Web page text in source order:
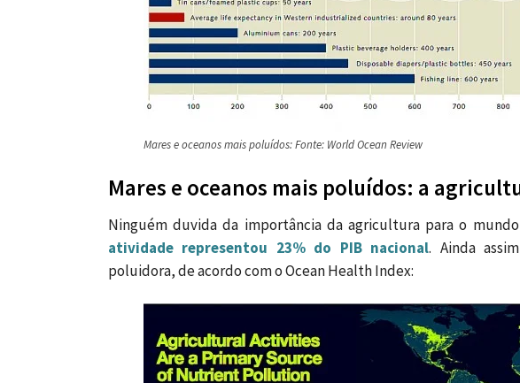
Mares e oceanos mais poluídos: Fonte: World Ocean Review
Mares e oceanos mais poluídos: a
Ninguém duvida da importância da agricultura para o
atividade representou 23% do PIB nacional. Ainda
poluidora, de acordo com o Ocean Health Index: